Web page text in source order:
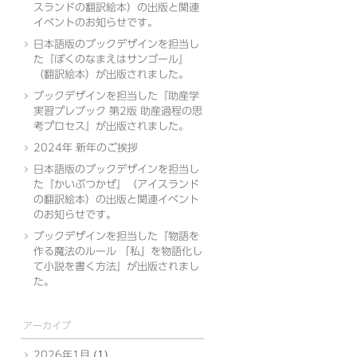
スランドの翻訳絵本）の出版と関連
イベントのお知らせです。
日本語版のブックデザインを担当し
た『ぼくのなまえはサンゴール』
（翻訳絵本）が出版されました。
ブックデザインを担当した『助産学
実習プレブック 第2版 助産過程の思
考プロセス』が出版されました。
2024年 新年のご挨拶
日本語版のブックデザインを担当し
た『かいぶつかぜ』（アイスランド
の翻訳絵本）の出版と関連イベント
のお知らせです。
ブックデザインを担当した『物語を
作る魔法のルール 「私」を物語化し
て小説を書く方法』が出版されまし
た。
アーカイブ